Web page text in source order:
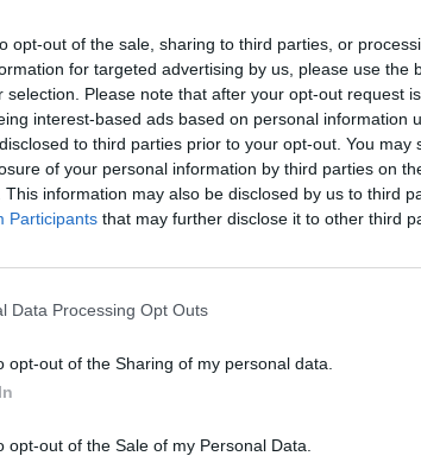
opt-out of the sale, sharing to third parties, or
for targeted advertising by us, please use the
selection. Please note that after your opt-out request
interest-based ads based on personal information
to third parties prior to your opt-out. You may
of your personal information by third parties on
This information may also be disclosed by us to third
Participants that may further disclose it to other third
Data Processing Opt Outs
opt-out of the Sharing of my personal data.
opt-out of the Sale of my Personal Data.
14 2 april 11